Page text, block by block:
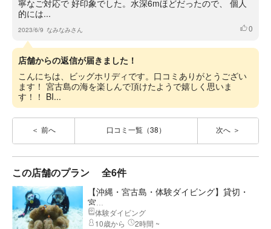
寧なご対応で 好印象でした。水深6mほどだったので、 個人
的には...
2023/6/9 なみなみさん いいね
0
店舗からの返信が届きました！
こんにちは、ビッグホリディです。口コミありがとうござい
ます！ 宮古島の海を楽しんで頂けたようで嬉しく思いま
す！！ BI...
前へ 口コミ一覧（38） 次へ
この店舗のプラン 全6件
【沖縄・宮古島・体験ダイビング】貸切・
宮...
体験ダイビング
10歳から
2時間 ~